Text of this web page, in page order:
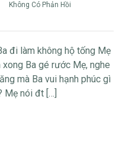
Không Có Phản Hồi
đi làm không hộ tống Mẹ
Ba gé rước Mẹ, nghe
mà Ba vui hạnh phúc gì
Mẹ nói đt […]